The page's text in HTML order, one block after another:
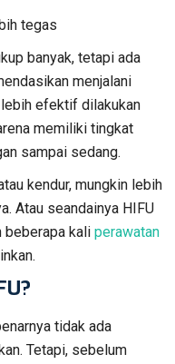
tegas
banyak, tetapi ada
menjalani
efektif dilakukan
memiliki tingkat
sampai sedang.
kendur, mungkin lebih
Atau seandainya HIFU
beberapa kali perawatan
tidak ada
Tetapi, sebelum